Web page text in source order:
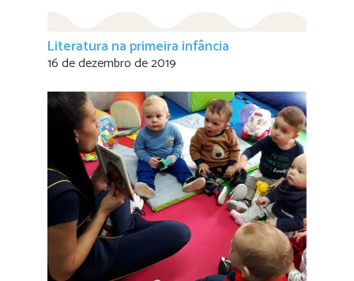
Literatura na primeira infância
16 de dezembro de 2019